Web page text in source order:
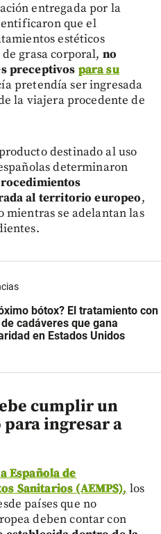
entregada por la
que el
estéticos
grasa corporal, no
preceptivos para su
pretendía ser ingresada
la viajera procedente de
destinado al uso
determinaron
al territorio europeo,
se adelantan las
bótox? El tratamiento con
cadáveres que gana
en Estados Unidos
cumplir un
ingresar a
Española de
Sanitarios (AEMPS), los
países que no
deben contar con